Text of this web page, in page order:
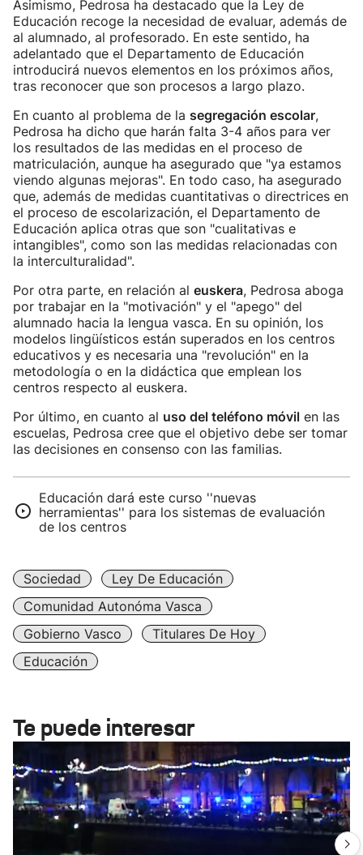
Asimismo, Pedrosa ha destacado que la Ley de
Educación recoge la necesidad de evaluar, además de
al alumnado, al profesorado. En este sentido, ha
adelantado que el Departamento de Educación
introducirá nuevos elementos en los próximos años,
tras reconocer que son procesos a largo plazo.
En cuanto al problema de la segregación escolar,
Pedrosa ha dicho que harán falta 3-4 años para ver
los resultados de las medidas en el proceso de
matriculación, aunque ha asegurado que "ya estamos
viendo algunas mejoras". En todo caso, ha asegurado
que, además de medidas cuantitativas o directrices en
el proceso de escolarización, el Departamento de
Educación aplica otras que son "cualitativas e
intangibles", como son las medidas relacionadas con
la interculturalidad".
Por otra parte, en relación al euskera, Pedrosa aboga
por trabajar en la "motivación" y el "apego" del
alumnado hacia la lengua vasca. En su opinión, los
modelos lingüísticos están superados en los centros
educativos y es necesaria una "revolución" en la
metodología o en la didáctica que emplean los
centros respecto al euskera.
Por último, en cuanto al uso del teléfono móvil en las
escuelas, Pedrosa cree que el objetivo debe ser tomar
las decisiones en consenso con las familias.
Educación dará este curso ''nuevas
herramientas'' para los sistemas de evaluación
de los centros
Sociedad
Ley De Educación
Comunidad Autonóma Vasca
Gobierno Vasco
Titulares De Hoy
Educación
Te puede interesar